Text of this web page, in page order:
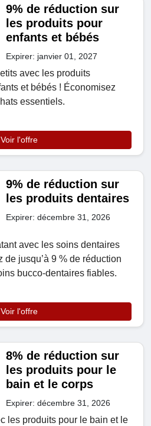
9% de réduction sur
les produits pour
enfants et bébés
Expirer: janvier 01, 2027
avec les produits
et bébés ! Économisez
essentiels.
Voir l'offre
9% de réduction sur
les produits dentaires
Expirer: décembre 31, 2026
avec les soins dentaires
de jusqu’à 9 % de réduction
bucco-dentaires fiables.
Voir l'offre
8% de réduction sur
les produits pour le
bain et le corps
Expirer: décembre 31, 2026
les produits pour le bain et le